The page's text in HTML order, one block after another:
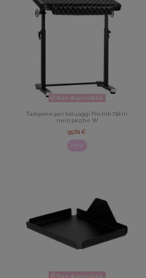
Non disponibile
Tampone per tatuaggi Pro Ink 718 in
nero picche W
95,61 €
View
Non disponibile